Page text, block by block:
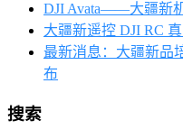
DJI Avata——大疆新
大疆新遥控 DJI RC
最新消息：大疆新品
布
搜索